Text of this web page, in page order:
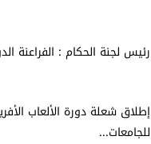
رئيس لجنة الحكام : الفراعنة
إطلاق شعلة دورة الألعاب
للجامعات...